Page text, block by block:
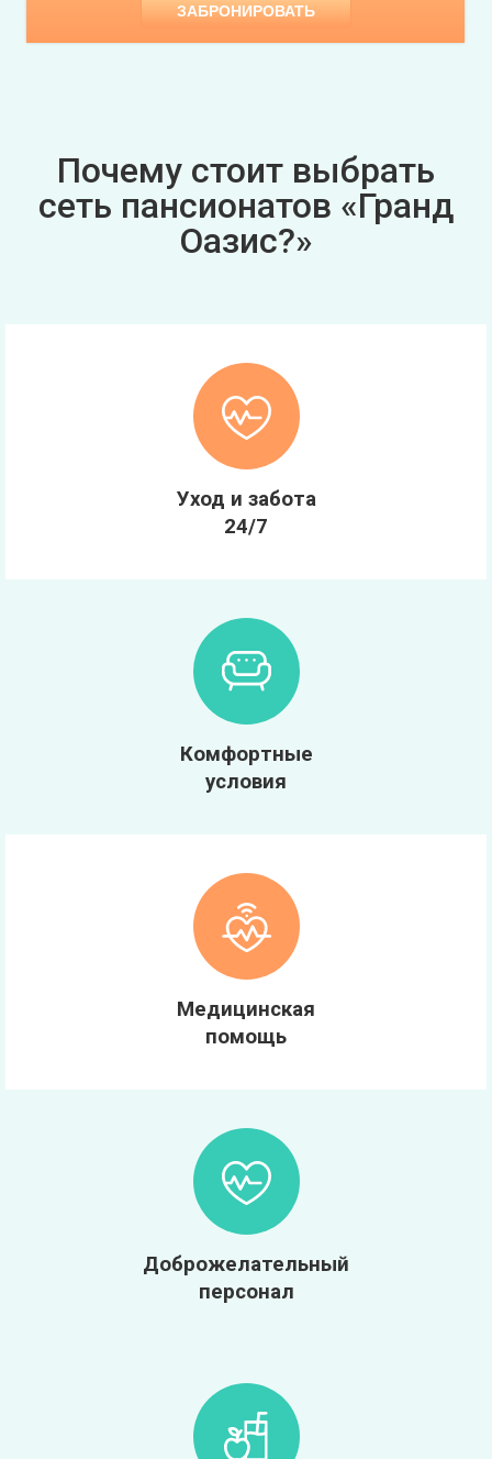
ЗАБРОНИРОВАТЬ
Почему стоит выбрать
сеть пансионатов «Гранд
Оазис?»
Уход и забота
24/7
Комфортные
условия
Медицинская
помощь
Доброжелательный
персонал